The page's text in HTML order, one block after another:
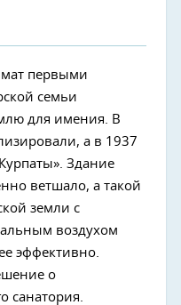
первыми
семьи
для имения. В
а в 1937
Здание
ветшало, а такой
земли с
воздухом
эффективно.
о
санатория.